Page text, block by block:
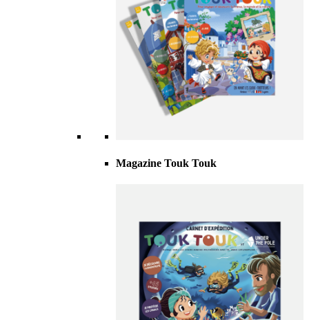
Magazine Touk Touk